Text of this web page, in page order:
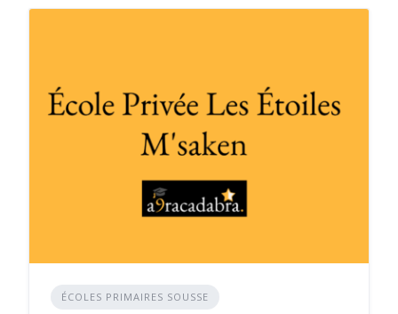
ÉCOLES PRIMAIRES SOUSSE